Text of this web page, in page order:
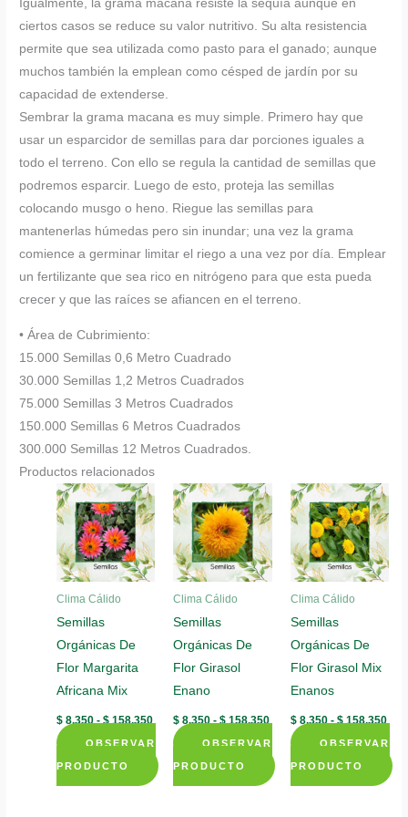
Igualmente, la grama macana resiste la sequía aunque en
ciertos casos se reduce su valor nutritivo. Su alta resistencia
permite que sea utilizada como pasto para el ganado; aunque
muchos también la emplean como césped de jardín por su
capacidad de extenderse.
Sembrar la grama macana es muy simple. Primero hay que
usar un esparcidor de semillas para dar porciones iguales a
todo el terreno. Con ello se regula la cantidad de semillas que
podremos esparcir. Luego de esto, proteja las semillas
colocando musgo o heno. Riegue las semillas para
mantenerlas húmedas pero sin inundar; una vez la grama
comience a germinar limitar el riego a una vez por día. Emplear
un fertilizante que sea rico en nitrógeno para que esta pueda
crecer y que las raíces se afiancen en el terreno.
• Área de Cubrimiento:
15.000 Semillas 0,6 Metro Cuadrado
30.000 Semillas 1,2 Metros Cuadrados
75.000 Semillas 3 Metros Cuadrados
150.000 Semillas 6 Metros Cuadrados
300.000 Semillas 12 Metros Cuadrados.
Productos relacionados
Clima Cálido
Semillas
Orgánicas De
Flor Margarita
Africana Mix
$ 8.350 - $158.350 Rango
precios:
desde
$ 8.350
hasta
OBSERVAR
PRODUCTO
Este
Clima Cálido
Semillas
Orgánicas De
Flor Girasol
Enano
$ 8.350 - $158.350 Rango
precios:
desde
$ 8.350
hasta
OBSERVAR
PRODUCTO
Este
Clima Cálido
Semillas
Orgánicas De
Flor Girasol Mix
Enanos
$8.350 - $158.350
$
OBSERVAR
PRODUCTO
Este